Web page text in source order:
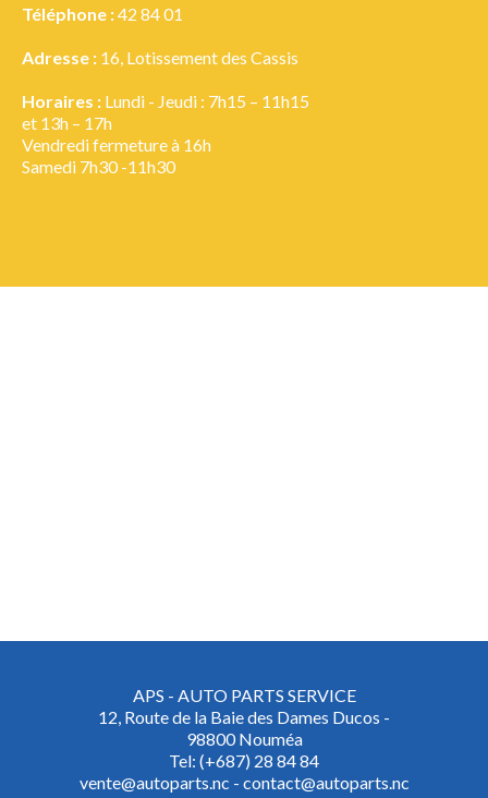
Téléphone :42 84 01
Adresse : 16, Lotissement des Cassis
Horaires : Lundi - Jeudi : 7h15 – 11h15
et 13h – 17h
Vendredi fermeture à 16h
Samedi 7h30 -11h30
APS - AUTO PARTS SERVICE
12, Route de la Baie des Dames Ducos -
98800 Nouméa
Tel: (+687) 28 84 84
vente@autoparts.nc - contact@autoparts.nc